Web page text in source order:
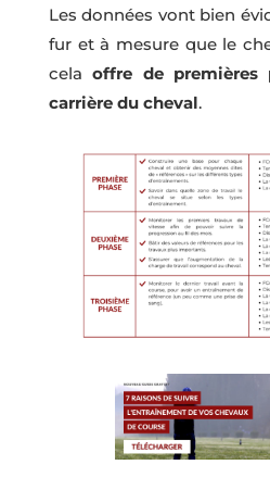
Les données vont bien
fur et à mesure que le
celaoffre de premières
carrière du cheval.